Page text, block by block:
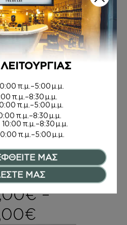
€ –
€Price
range: 7,00€
–
€ –
€
π.μ.–5:00 μ.μ.
π.μ.–8:30 μ.μ.
π.μ.–5:00 μ.μ.
π.μ.–8:30 μ.μ.
10:00 π.μ.–8:30 μ.μ.
π.μ.–5:00 μ.μ.
ΜΑΣ
ΜΑΣ